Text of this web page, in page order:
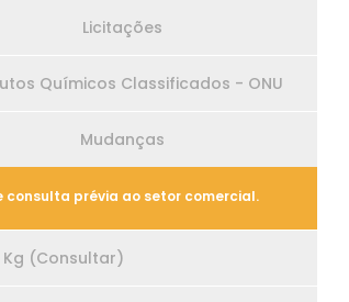
Licitações
Químicos Classificados - ONU
Mudanças
consulta prévia ao setor comercial.
Kg (Consultar)